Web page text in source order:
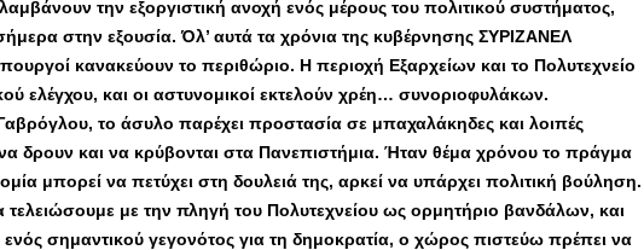
την εξοργιστική ανοχή ενός μέρους του πολιτικού συστήματος,
στην εξουσία. Όλ’ αυτά τα χρόνια της κυβέρνησης ΣΥΡΙΖΑΝΕΛ
κανακεύουν το περιθώριο. Η περιοχή Εξαρχείων και το Πολυτεχνείο
ελέγχου, και οι αστυνομικοί εκτελούν χρέη… συνοριοφυλάκων.
το άσυλο παρέχει προστασία σε μπαχαλάκηδες και λοιπές
δρουν και να κρύβονται στα Πανεπιστήμια. Ήταν θέμα χρόνου το πράγμα
μπορεί να πετύχει στη δουλειά της, αρκεί να υπάρχει πολιτική βούληση.
με την πληγή του Πολυτεχνείου ως ορμητήριο βανδάλων, και
σημαντικού γεγονότος για τη δημοκρατία, ο χώρος πιστεύω πρέπει να